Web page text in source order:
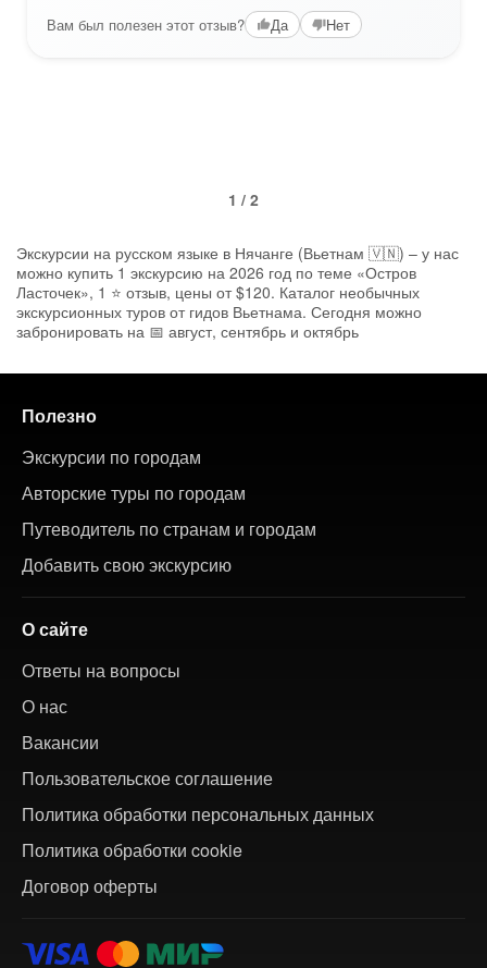
Вам был полезен этот отзыв? Да Нет
1 / 2
Экскурсии на русском языке в Нячанге (Вьетнам 🇻🇳) – у нас
можно купить 1 экскурсию на 2026 год по теме «Остров
Ласточек», 1 ⭐ отзыв, цены от $120. Каталог необычных
экскурсионных туров от гидов Вьетнама. Сегодня можно
забронировать на 📅 август, сентябрь и октябрь
Полезно
Экскурсии по городам
Авторские туры по городам
Путеводитель по странам и городам
Добавить свою экскурсию
О сайте
Ответы на вопросы
О нас
Вакансии
Пользовательское соглашение
Политика обработки персональных данных
Политика обработки cookie
Договор оферты